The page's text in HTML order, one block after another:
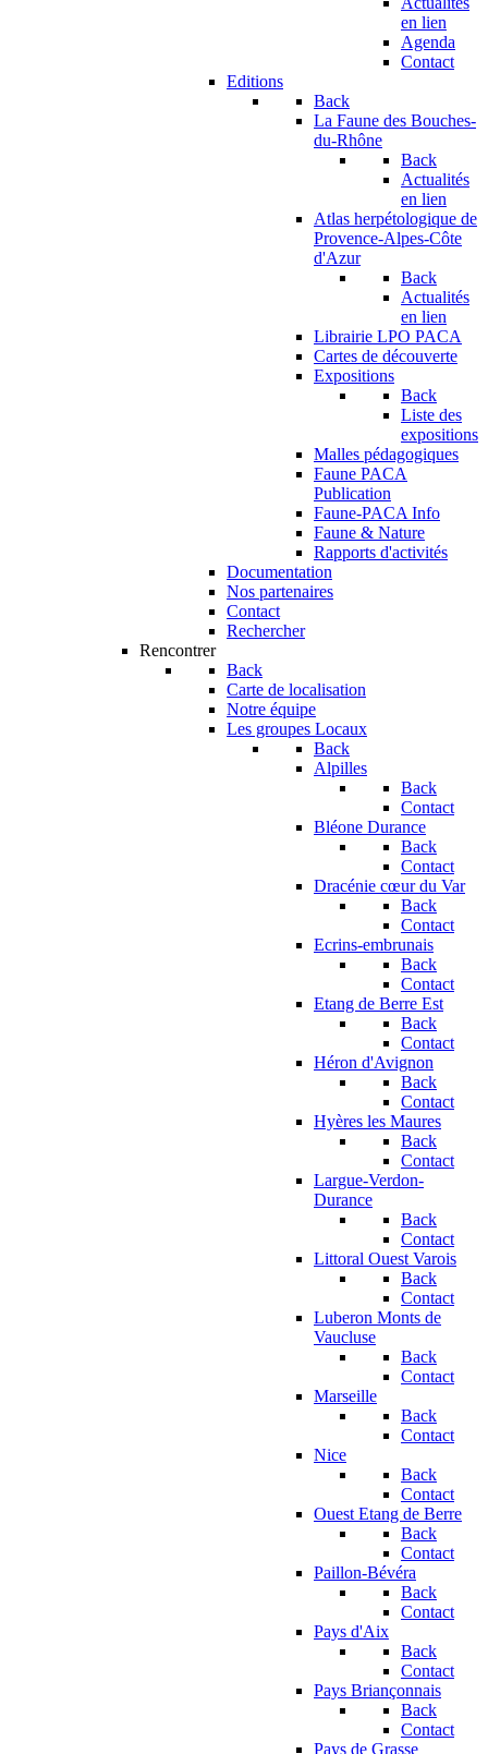
en lien
Agenda
Contact
Editions
Back
La Faune des Bouches-
du-Rhône
Back
Actualités
en lien
Atlas herpétologique de
Provence-Alpes-Côte
d'Azur
Back
Actualités
en lien
Librairie LPO PACA
Cartes de découverte
Expositions
Back
Liste des
expositions
Malles pédagogiques
Faune PACA
Publication
Faune-PACA Info
Faune & Nature
Rapports d'activités
Documentation
Nos partenaires
Contact
Rechercher
Rencontrer
Back
Carte de localisation
Notre équipe
Les groupes Locaux
Back
Alpilles
Back
Contact
Bléone Durance
Back
Contact
Dracénie cœur du Var
Back
Contact
Ecrins-embrunais
Back
Contact
Etang de Berre Est
Back
Contact
Héron d'Avignon
Back
Contact
Hyères les Maures
Back
Contact
Largue-Verdon-
Durance
Back
Contact
Littoral Ouest Varois
Back
Contact
Luberon Monts de
Vaucluse
Back
Contact
Marseille
Back
Contact
Nice
Back
Contact
Ouest Etang de Berre
Back
Contact
Paillon-Bévéra
Back
Contact
Pays d'Aix
Back
Contact
Pays Briançonnais
Back
Contact
Pays de Grasse